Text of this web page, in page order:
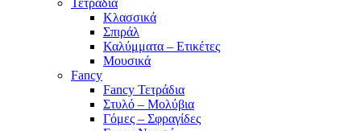
Κλασσικά
Σπιράλ
Καλύμματα – Ετικέτες
Μουσικά
Fancy
Fancy Τετράδια
Στυλό – Μολύβια
Γόμες – Σφραγίδες